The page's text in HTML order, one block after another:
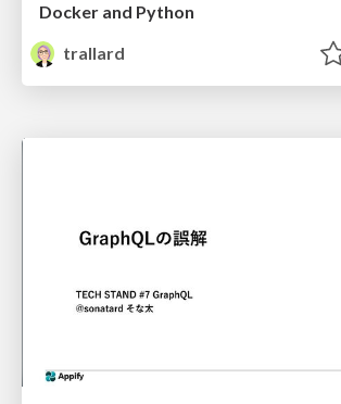
Docker and Python
trallard